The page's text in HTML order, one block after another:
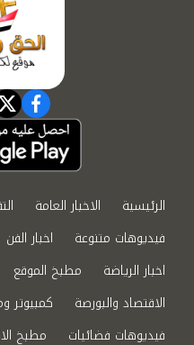
الرئيسية الاخبار العامة
فيديوهات متنوعة
اخبار الفن
اخبار الرياضة
مطبخ الموقع
الاقتصاد والبورصة
كمبيوتر
فيديوهات فضائيات
مطبخ